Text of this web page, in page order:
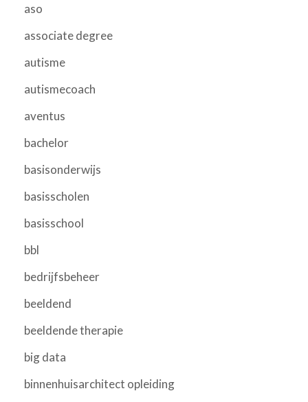
aso
associate degree
autisme
autismecoach
aventus
bachelor
basisonderwijs
basisscholen
basisschool
bbl
bedrijfsbeheer
beeldend
beeldende therapie
big data
binnenhuisarchitect opleiding